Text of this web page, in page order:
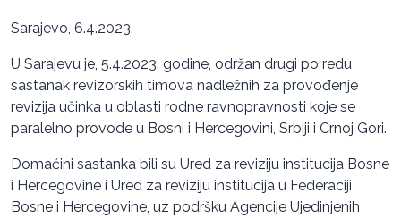
Sarajevo, 6.4.2023.
U Sarajevu je, 5.4.2023. godine, održan drugi po redu
sastanak revizorskih timova nadležnih za provođenje
revizija učinka u oblasti rodne ravnopravnosti koje se
paralelno provode u Bosni i Hercegovini, Srbiji i Crnoj Gori.
Domaćini sastanka bili su Ured za reviziju institucija Bosne
i Hercegovine i Ured za reviziju institucija u Federaciji
Bosne i Hercegovine, uz podršku Agencije Ujedinjenih